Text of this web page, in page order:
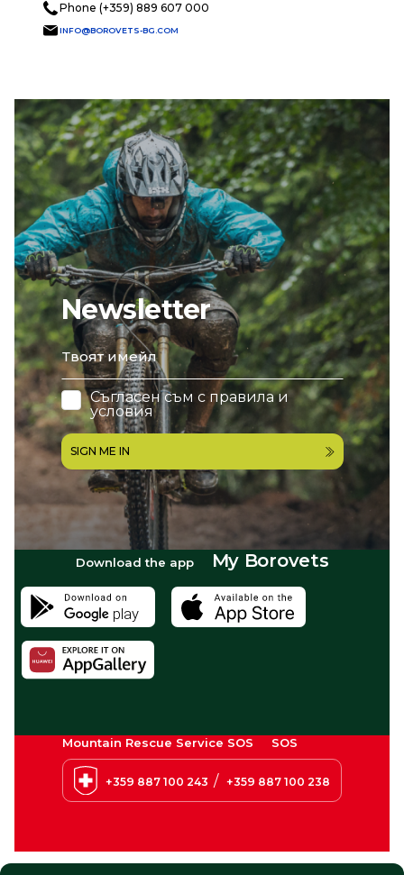
Newsletter
email
Съгласен съм с правила и
условия
SIGN ME IN
Phone (+359) 889 607 000
INFO@BOROVETS-BG.COM
Download the app My Borovets
Mountain Rescue Service SOS SOS
+359 887 100 243 / +359 887 100 238